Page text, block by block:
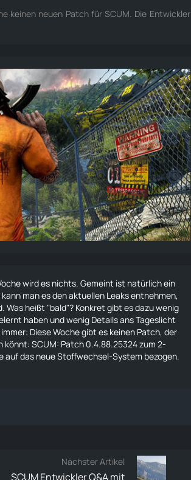
keinen neuen Patch für SCUM. Die Entwickler
wird es nichts. Gemeint ist natürlich ein
kann man es denaktuellen Leaksentnehmen,
heißt "bald"? Konkret gibt es dazu wenig
haben und wenig Details ans Tageslicht
Diese Woche gibt es keinen Patch, der
könnt:SCUM: Patch 0.4.88.25324 zum 2-
auf das neue Stoffwechsel-System bezogen.
Nächster Artikel
SCUM Entwickler Q&A mit